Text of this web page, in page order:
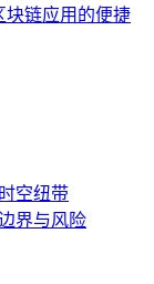
块链应用的便捷
空纽带
界与风险